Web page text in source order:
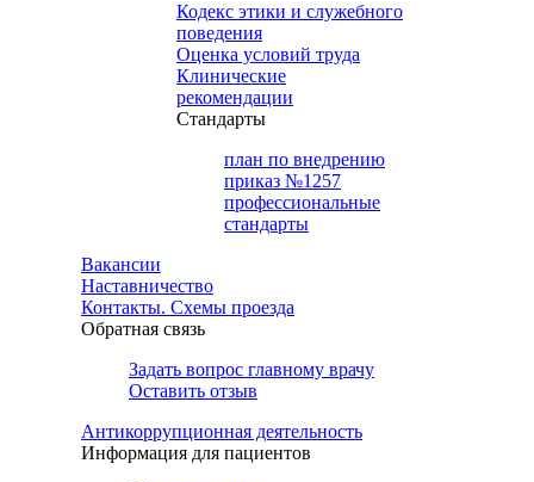
Кодекс этики и служебного
поведения
Оценка условий труда
Клинические
рекомендации
Cтандарты
план по внедрению
приказ №1257
профессиональные
стандарты
Вакансии
Наставничество
Контакты. Схемы проезда
Обратная связь
Задать вопрос главному врачу
Оставить отзыв
Антикоррупционная деятельность
Информация для пациентов